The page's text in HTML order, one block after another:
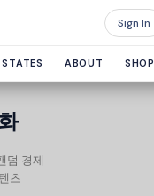
Sign In
ABOUT SHOP
덤 경제
츠